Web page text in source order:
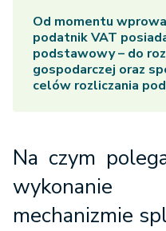
Od momentu
podatnik VAT
podstawowy – do
gospodarczej oraz
celów rozliczania
Na czym
mechanizmie